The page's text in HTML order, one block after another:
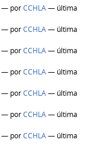
— porCCHLA— última
— porCCHLA— última
— porCCHLA— última
— porCCHLA— última
— porCCHLA— última
— porCCHLA— última
— porCCHLA— última